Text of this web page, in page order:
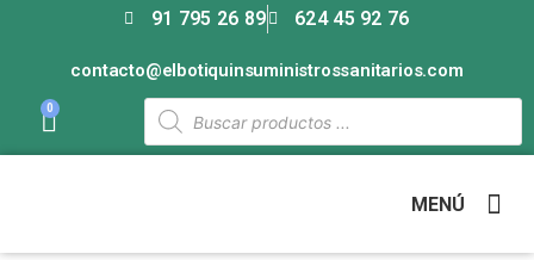
91 795 26 89 624 45 92 76
contacto@elbotiquinsuministrossanitarios.com
0
MENÚ